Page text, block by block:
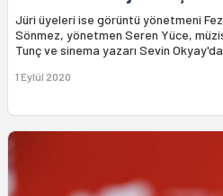
Jüri üyeleri ise görüntü yönetmeni
Sönmez, yönetmen Seren Yüce,
Tunç ve sinema yazarı Sevin
1 Eylül 2020